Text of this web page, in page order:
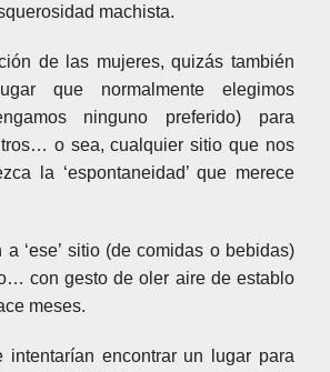
machista.
de las mujeres, quizás también
que normalmente elegimos
ninguno preferido) para
o sea, cualquier sitio que nos
la ‘espontaneidad’ que merece
‘ese’ sitio (de comidas o bebidas)
con gesto de oler aire de establo
meses.
intentarían encontrar un lugar para